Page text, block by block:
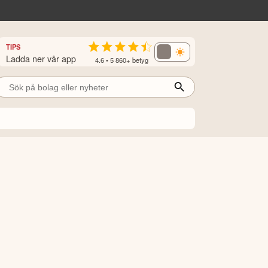
TIPS
Ladda ner vår app 4.6 • 5 860+ betyg